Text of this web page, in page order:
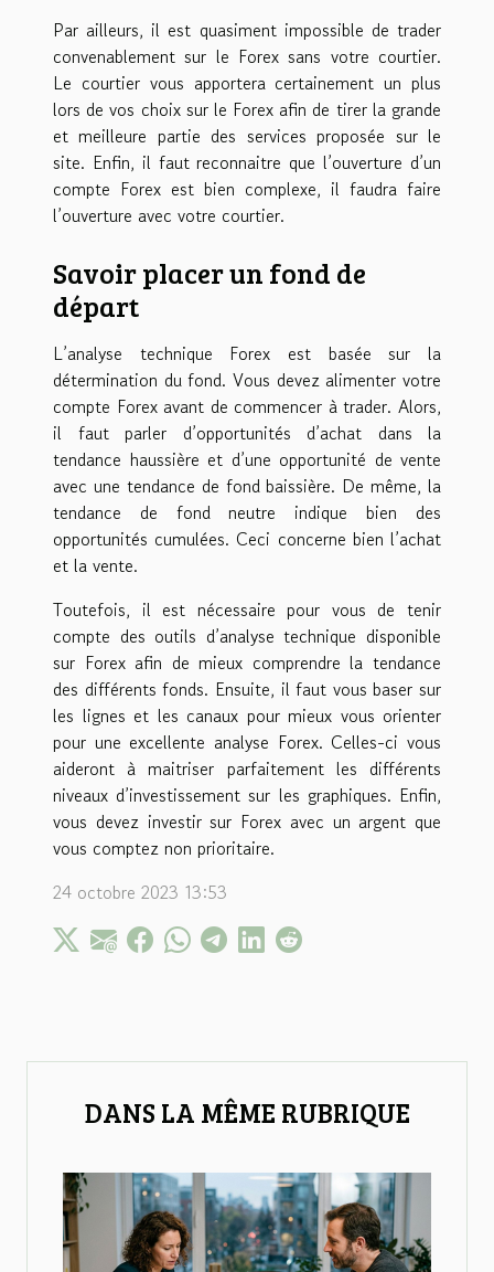
Par ailleurs, il est quasiment impossible de trader
convenablement sur le Forex sans votre courtier.
Le courtier vous apportera certainement un plus
lors de vos choix sur le Forex afin de tirer la grande
et meilleure partie des services proposée sur le
site. Enfin, il faut reconnaitre que l’ouverture d’un
compte Forex est bien complexe, il faudra faire
l’ouverture avec votre courtier.
Savoir placer un fond de
départ
L’analyse technique Forex est basée sur la
détermination du fond. Vous devez alimenter votre
compte Forex avant de commencer à trader. Alors,
il faut parler d’opportunités d’achat dans la
tendance haussière et d’une opportunité de vente
avec une tendance de fond baissière. De même, la
tendance de fond neutre indique bien des
opportunités cumulées. Ceci concerne bien l’achat
et la vente.
Toutefois, il est nécessaire pour vous de tenir
compte des outils d’analyse technique disponible
sur Forex afin de mieux comprendre la tendance
des différents fonds. Ensuite, il faut vous baser sur
les lignes et les canaux pour mieux vous orienter
pour une excellente analyse Forex. Celles-ci vous
aideront à maitriser parfaitement les différents
niveaux d’investissement sur les graphiques. Enfin,
vous devez investir sur Forex avec un argent que
vous comptez non prioritaire.
24 octobre 2023 13:53
DANS LA MÊME RUBRIQUE